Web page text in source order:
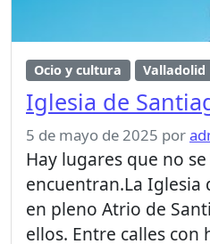
Ocio y cultura Valladolid
Iglesia de
5 de mayo de 2025 por
Hay lugares que no
encuentran.La Iglesia
en pleno Atrio de
ellos. Entre calles con